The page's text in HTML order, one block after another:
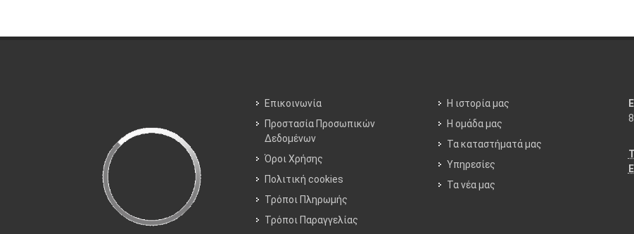
Επικοινωνία
Προστασία Προσωπικών
Δεδομένων
Όροι Χρήσης
Πολιτική cookies
Τρόποι Πληρωμής
Τρόποι Παραγγελίας
Η ιστορία μας
Η ομάδα μας
Τα καταστήματά μας
Υπηρεσίες
Τα νέα μας